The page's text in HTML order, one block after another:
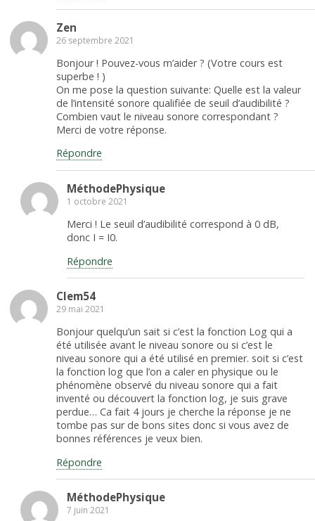
Zen
26 septembre 2021
Bonjour ! Pouvez-vous m’aider ? (Votre cours est
superbe ! )
On me pose la question suivante: Quelle est la valeur
de l’intensité sonore qualifiée de seuil d’audibilité ?
Combien vaut le niveau sonore correspondant ?
Merci de votre réponse.
Répondre
MéthodePhysique
1 octobre 2021
Merci ! Le seuil d’audibilité correspond à 0 dB,
donc I = I0.
Répondre
Clem54
29 mai 2021
Bonjour quelqu’un sait si c’est la fonction Log qui a
été utilisée avant le niveau sonore ou si c’est le
niveau sonore qui a été utilisé en premier. soit si c’est
la fonction log que l’on a caler en physique ou le
phénomène observé du niveau sonore qui a fait
inventé ou découvert la fonction log, je suis grave
perdue… Ca fait 4 jours je cherche la réponse je ne
tombe pas sur de bons sites donc si vous avez de
bonnes références je veux bien.
Répondre
MéthodePhysique
7 juin 2021